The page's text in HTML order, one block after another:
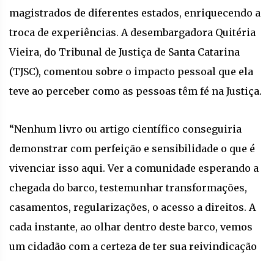
magistrados de diferentes estados, enriquecendo a
troca de experiências. A desembargadora Quitéria
Vieira, do Tribunal de Justiça de Santa Catarina
(TJSC), comentou sobre o impacto pessoal que ela
teve ao perceber como as pessoas têm fé na Justiça.
“Nenhum livro ou artigo científico conseguiria
demonstrar com perfeição e sensibilidade o que é
vivenciar isso aqui. Ver a comunidade esperando a
chegada do barco, testemunhar transformações,
casamentos, regularizações, o acesso a direitos. A
cada instante, ao olhar dentro deste barco, vemos
um cidadão com a certeza de ter sua reivindicação